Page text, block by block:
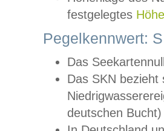
festgelegtes
Pegelkennwert:
Das
Das SKN
deutschen